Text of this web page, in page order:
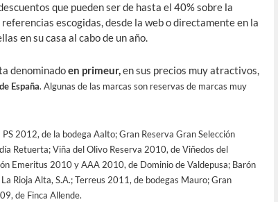
que pueden ser de hasta el 40% sobre la
escogidas, desde la web o directamente en la
en su casa al cabo de un año.
denominadoen primeur,en sus precios muy atractivos,
España. Algunas de las marcas son reservas de marcas muy
PS 2012, de la bodega Aalto; Gran Reserva Gran Selección
Retuerta; Viña del Olivo Reserva 2010, de Viñedos del
Emeritus 2010 y AAA 2010, de Dominio de Valdepusa; Barón
Rioja Alta, S.A.; Terreus 2011, de bodegas Mauro; Gran
de Finca Allende.